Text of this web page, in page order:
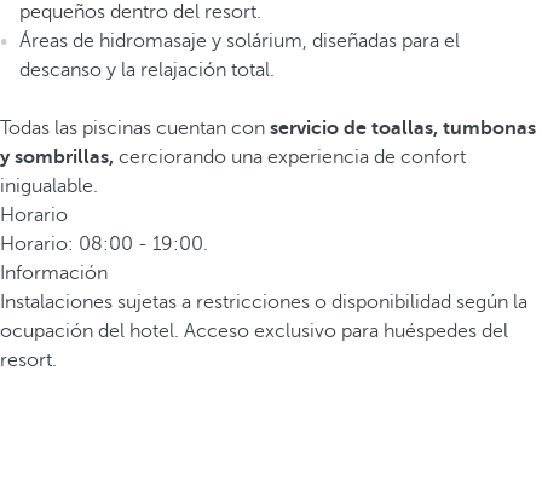
pequeños dentro del resort.
Áreas de hidromasaje y solárium, diseñadas para el
descanso y la relajación total.
Todas las piscinas cuentan con servicio de toallas, tumbonas
y sombrillas, cerciorando una experiencia de confort
inigualable.
Horario
Horario: 08:00 - 19:00.
Información
Instalaciones sujetas a restricciones o disponibilidad según la
ocupación del hotel. Acceso exclusivo para huéspedes del
resort.